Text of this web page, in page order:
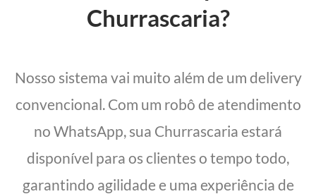
Churrascaria?
Nosso sistema vai muito além de um delivery
convencional. Com um robô de atendimento
no WhatsApp, sua Churrascaria estará
disponível para os clientes o tempo todo,
garantindo agilidade e uma experiência de